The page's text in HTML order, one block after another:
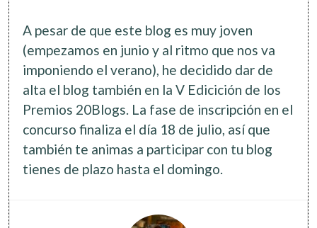
Formación
Innovación
Ed. Plástica y Visual
Geografía e Historia
Historia del Arte
Música
menu
Imagen digital
Ofimática open
menu
Bases de datos
Hoja de cálculo
Programación
Redes de ordenadores
Redes sociales
Sistemas Operativos
Matemáticas
menu
Estadística
Geometría
twitterfacebookinstagramyoutube
A pesar de que este blog es muy joven
(empezamos en junio y al ritmo que nos va
imponiendo el verano), he decidido dar de
alta el blog también en la V Edicición de los
Premios 20Blogs. La fase de inscripción en el
concurso finaliza el día 18 de julio, así que
también te animas a participar con tu blog
tienes de plazo hasta el domingo.